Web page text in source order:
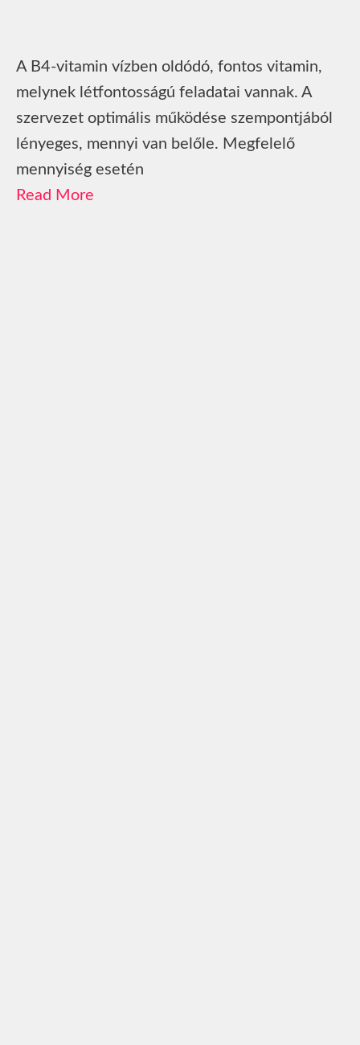
A B4-vitamin vízben oldódó, fontos vitamin,
melynek létfontosságú feladatai vannak. A
szervezet optimális működése szempontjából
lényeges, mennyi van belőle. Megfelelő
mennyiség esetén
Read More